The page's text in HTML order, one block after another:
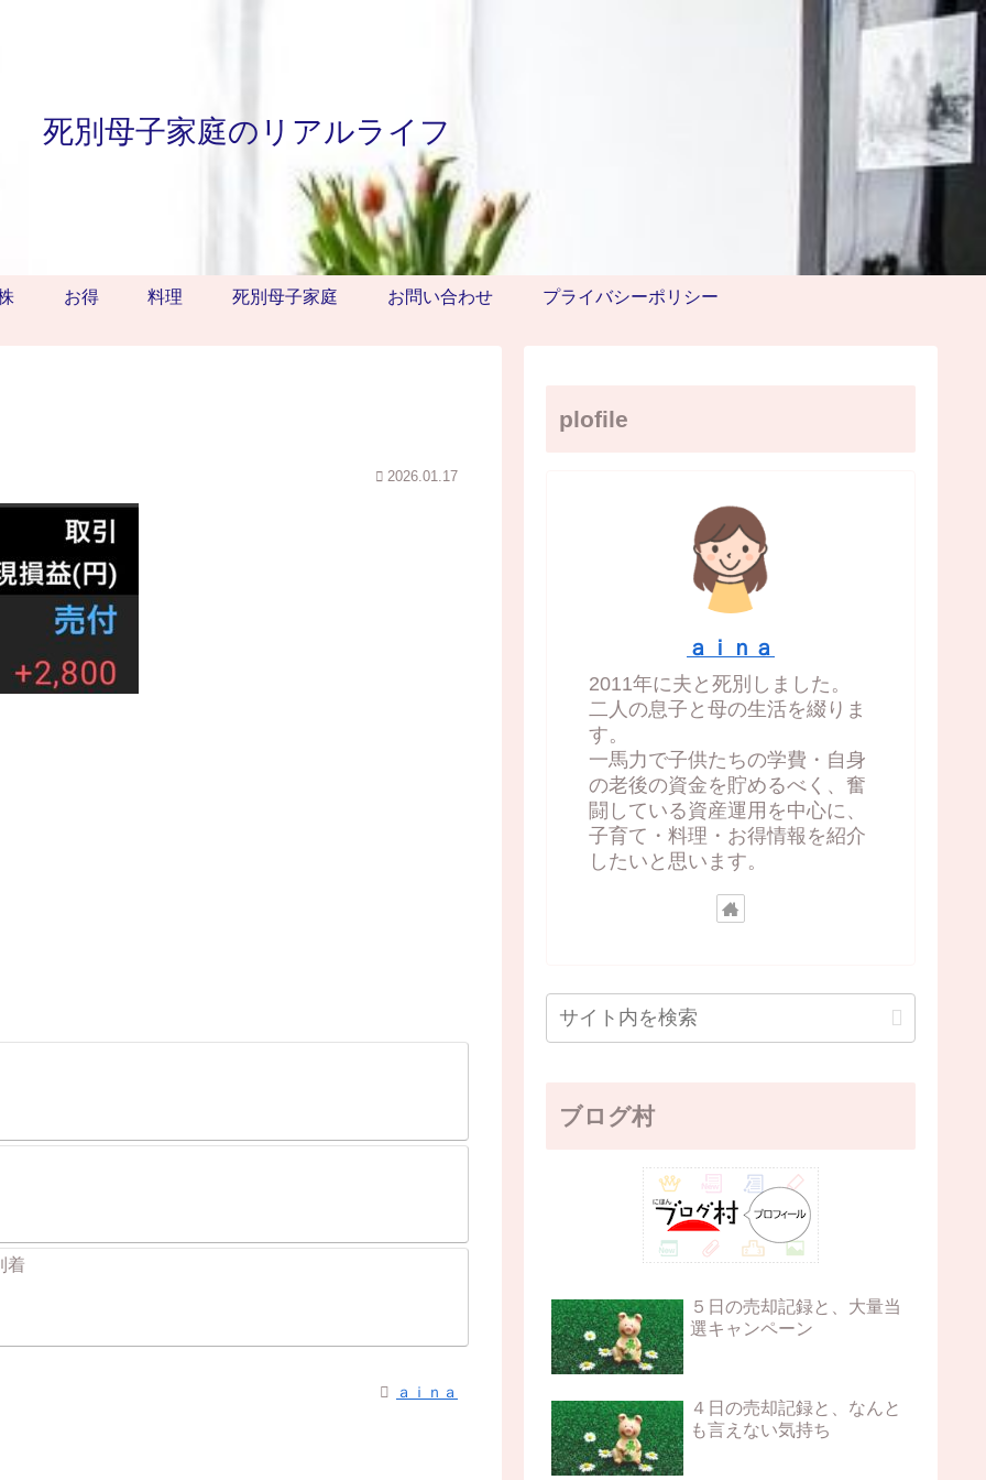
死別母子家庭のリアルライフ
お得 料理 死別母子家庭 お問い合わせ プライバシーポリシー
2026.01.17
着
ａｉｎａ
plofile
ａｉｎａ
2011年に夫と死別しました。
二人の息子と母の生活を綴りま
す。
一馬力で子供たちの学費・自身
の老後の資金を貯めるべく、奮
闘している資産運用を中心に、
子育て・料理・お得情報を紹介
したいと思います。
ブログ村
５日の売却記録と、大量当
選キャンペーン
４日の売却記録と、なんと
も言えない気持ち